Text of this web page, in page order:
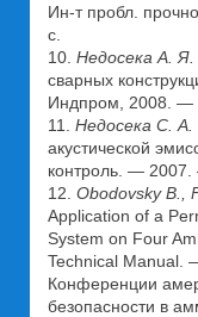
Ин-т пробл.
с.
10. Недосека А. Я.
сварных
Индпром, 2008. —
11. Недосека С. А.
акустической
контроль. —
12. Оbodovsky B.,
Application of a
System on Four
Technical Manual.
Конференции
безопасности в